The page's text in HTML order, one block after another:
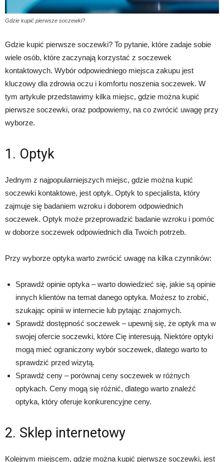
Gdzie kupić pierwsze soczewki?
Gdzie kupić pierwsze soczewki? To pytanie, które zadaje sobie
wiele osób, które zaczynają korzystać z soczewek
kontaktowych. Wybór odpowiedniego miejsca zakupu jest
kluczowy dla zdrowia oczu i komfortu noszenia soczewek. W
tym artykule przedstawimy kilka miejsc, gdzie można kupić
pierwsze soczewki, oraz podpowiemy, na co zwrócić uwagę przy
wyborze.
1. Optyk
Jednym z najpopularniejszych miejsc, gdzie można kupić
soczewki kontaktowe, jest optyk. Optyk to specjalista, który
zajmuje się badaniem wzroku i doborem odpowiednich
soczewek. Optyk może przeprowadzić badanie wzroku i pomóc
w doborze soczewek odpowiednich dla Twoich potrzeb.
Przy wyborze optyka warto zwrócić uwagę na kilka czynników:
Sprawdź opinie optyka – warto dowiedzieć się, jakie są opinie
innych klientów na temat danego optyka. Możesz to zrobić,
szukając opinii w internecie lub pytając znajomych.
Sprawdź dostępność soczewek – upewnij się, że optyk ma w
swojej ofercie soczewki, które Cię interesują. Niektóre optyki
mogą mieć ograniczony wybór soczewek, dlatego warto to
sprawdzić przed wizytą.
Sprawdź ceny – porównaj ceny soczewek w różnych
optykach. Ceny mogą się różnić, dlatego warto znaleźć
optyka, który oferuje konkurencyjne ceny.
2. Sklep internetowy
Kolejnym miejscem, gdzie można kupić pierwsze soczewki, jest